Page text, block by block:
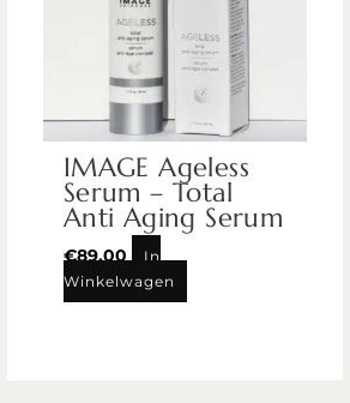
IMAGE Ageless
Serum – Total
Anti Aging Serum
€89,00
In
Winkelwagen